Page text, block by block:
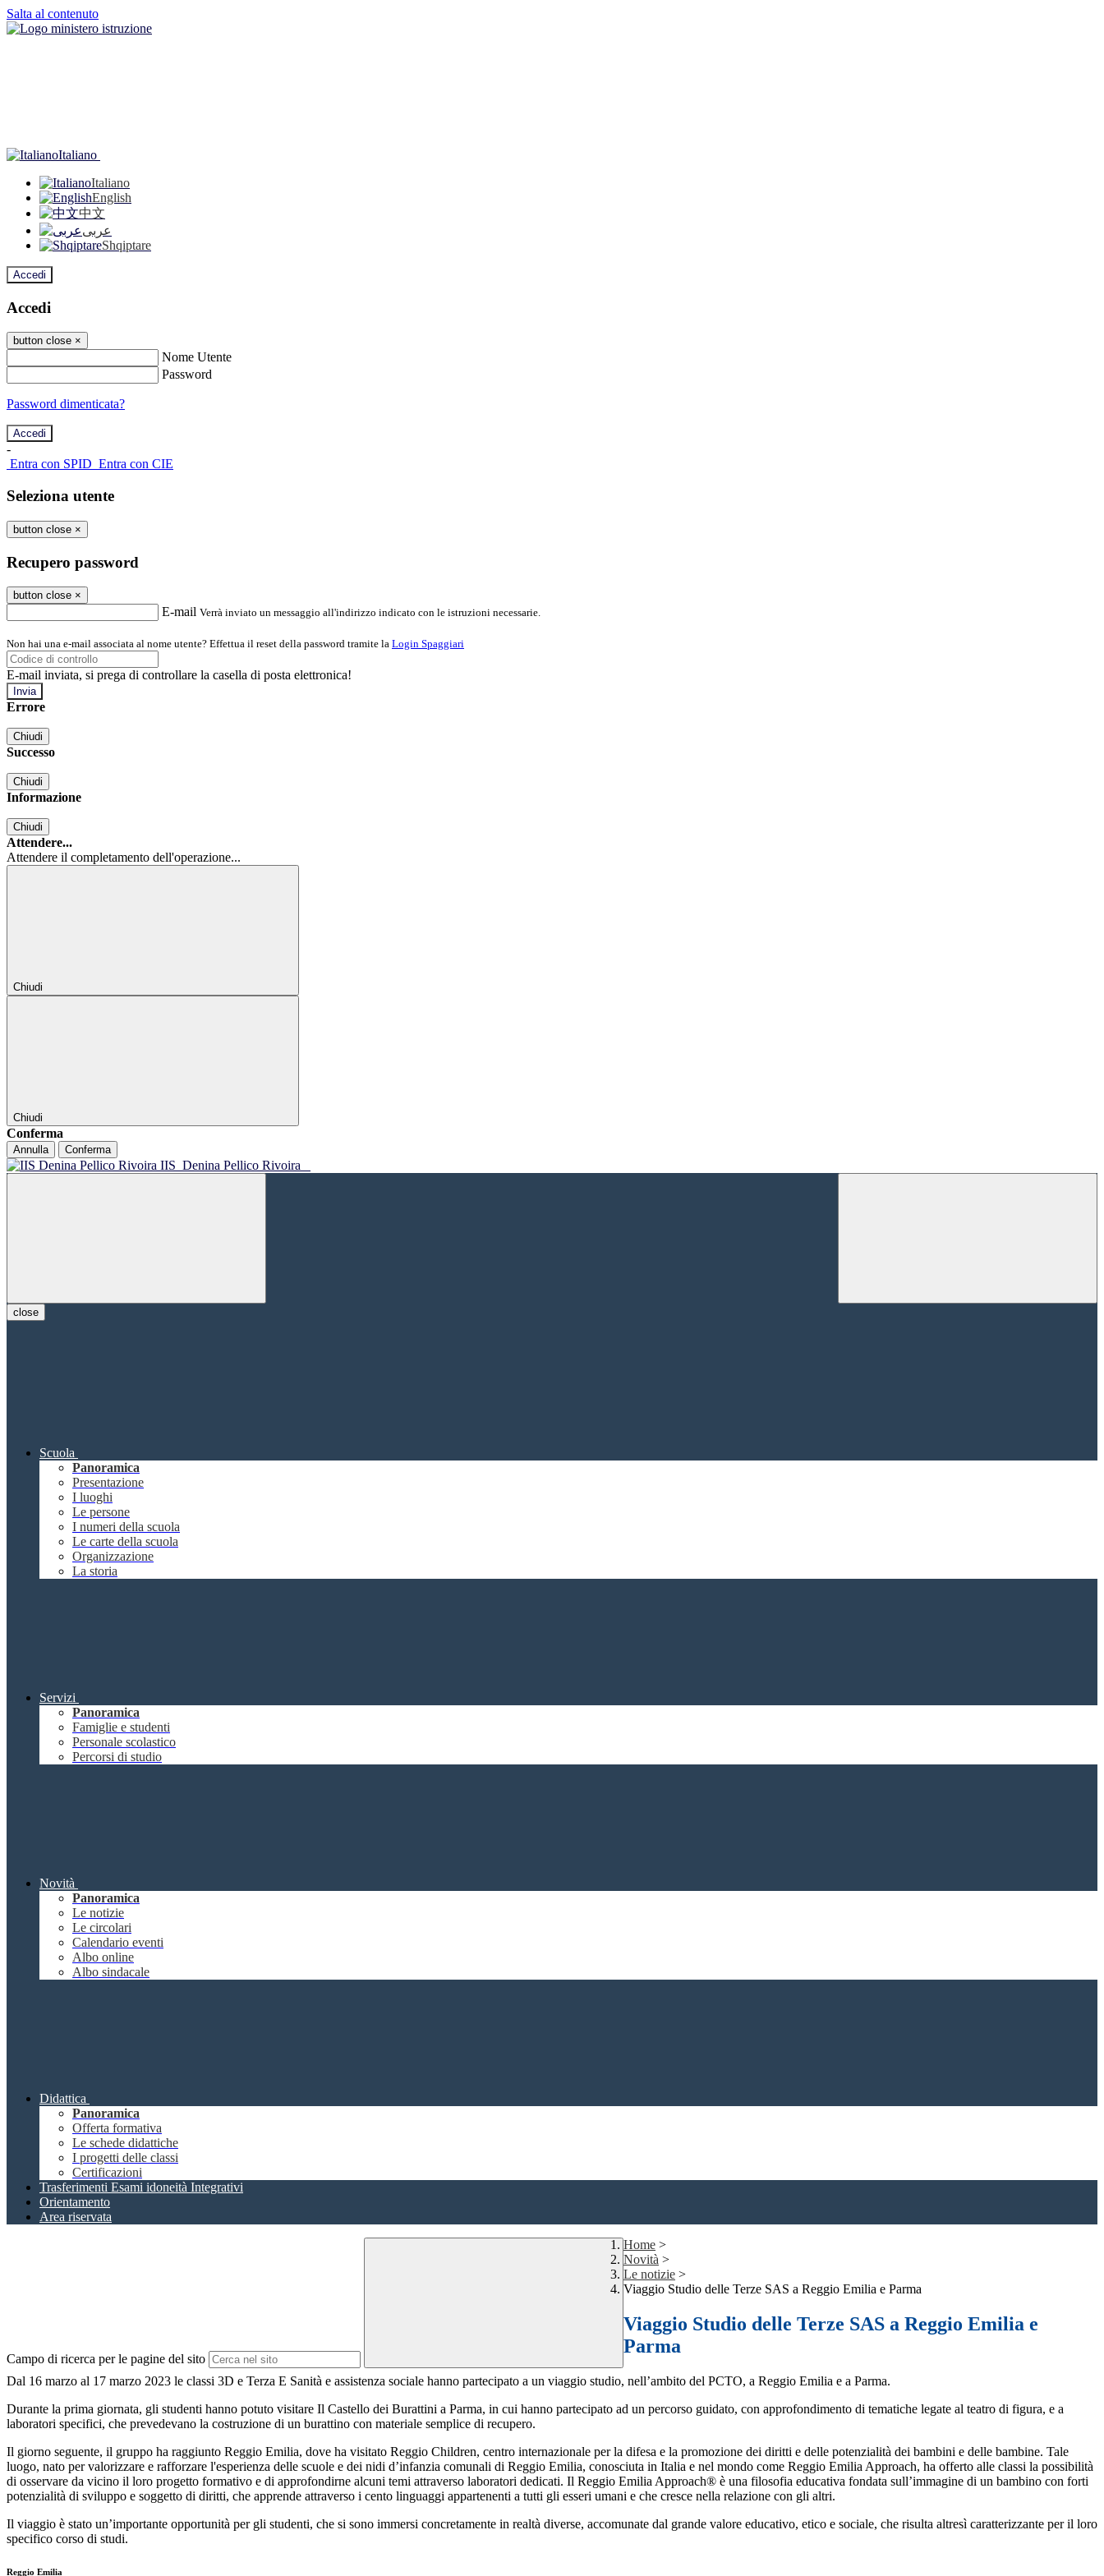
Salta al contenuto
Italiano
Italiano
English
中文
عربى
Shqiptare
Accedi
Accedi
button close ×
Nome Utente
Password
Password dimenticata?
-
Entra con SPID Entra con CIE
Seleziona utente
button close ×
Recupero password
button close ×
E-mail Verrà inviato un messaggio all'indirizzo indicato con le istruzioni necessarie.
Non hai una e-mail associata al nome utente? Effettua il reset della password tramite la Login Spaggiari
E-mail inviata, si prega di controllare la casella di posta elettronica!
Errore
Chiudi
Successo
Chiudi
Informazione
Chiudi
Attendere...
Attendere il completamento dell'operazione...
Chiudi
Chiudi
Conferma
Annulla Conferma
IIS Denina Pellico Rivoira
close
Scuola
Panoramica
Presentazione
I luoghi
Le persone
I numeri della scuola
Le carte della scuola
Organizzazione
La storia
Servizi
Panoramica
Famiglie e studenti
Personale scolastico
Percorsi di studio
Novità
Panoramica
Le notizie
Le circolari
Calendario eventi
Albo online
Albo sindacale
Didattica
Panoramica
Offerta formativa
Le schede didattiche
I progetti delle classi
Certificazioni
Trasferimenti Esami idoneità Integrativi
Orientamento
Area riservata
Campo di ricerca per le pagine del sito
Home >
Novità >
Le notizie >
Viaggio Studio delle Terze SAS a Reggio Emilia e Parma
Viaggio Studio delle Terze SAS a Reggio Emilia e
Parma
Dal 16 marzo al 17 marzo 2023 le classi 3D e Terza E Sanità e assistenza sociale hanno partecipato a un viaggio studio, nell’ambito del PCTO, a Reggio Emilia e a Parma.
Durante la prima giornata, gli studenti hanno potuto visitare Il Castello dei Burattini a Parma, in cui hanno partecipato ad un percorso guidato, con approfondimento di tematiche legate al teatro di figura, e a
laboratori specifici, che prevedevano la costruzione di un burattino con materiale semplice di recupero.
Il giorno seguente, il gruppo ha raggiunto Reggio Emilia, dove ha visitato Reggio Children, centro internazionale per la difesa e la promozione dei diritti e delle potenzialità dei bambini e delle bambine. Tale
luogo, nato per valorizzare e rafforzare l'esperienza delle scuole e dei nidi d’infanzia comunali di Reggio Emilia, conosciuta in Italia e nel mondo come Reggio Emilia Approach, ha offerto alle classi la possibilità
di osservare da vicino il loro progetto formativo e di approfondirne alcuni temi attraverso laboratori dedicati. Il Reggio Emilia Approach® è una filosofia educativa fondata sull’immagine di un bambino con forti
potenzialità di sviluppo e soggetto di diritti, che apprende attraverso i cento linguaggi appartenenti a tutti gli esseri umani e che cresce nella relazione con gli altri.
Il viaggio è stato un’importante opportunità per gli studenti, che si sono immersi concretamente in realtà diverse, accomunate dal grande valore educativo, etico e sociale, che risulta altresì caratterizzante per il loro
specifico corso di studi.
Reggio Emilia